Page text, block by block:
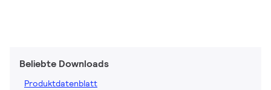
Beliebte Downloads
Produktdatenblatt